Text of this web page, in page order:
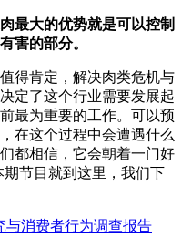
最大的优势就是可以控制
害的部分。
肯定，解决肉类危机与
定了这个行业需要发展起
最为重要的工作。可以预
在这个过程中会遭遇什么
都相信，它会朝着一门好
节目就到这里，我们下
与消费者行为调查报告